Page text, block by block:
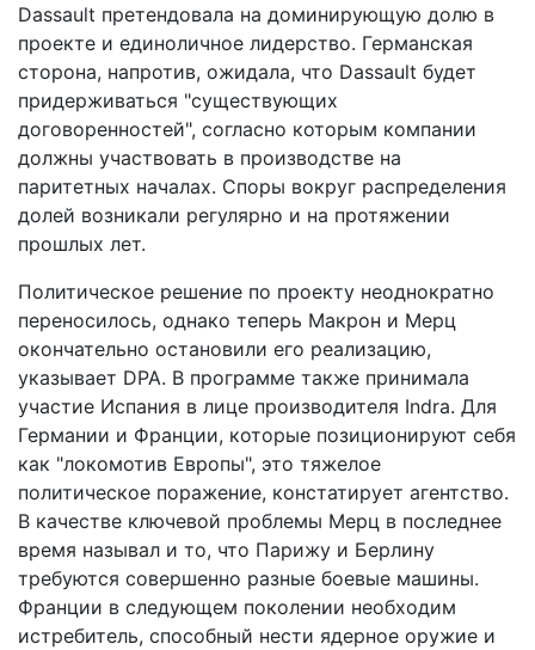
Dassault претендовала на доминирующую долю в
проекте и единоличное лидерство. Германская
сторона, напротив, ожидала, что Dassault будет
придерживаться "существующих
договоренностей", согласно которым компании
должны участвовать в производстве на
паритетных началах. Споры вокруг распределения
долей возникали регулярно и на протяжении
прошлых лет.
Политическое решение по проекту неоднократно
переносилось, однако теперь Макрон и Мерц
окончательно остановили его реализацию,
указывает DPA. В программе также принимала
участие Испания в лице производителя Indra. Для
Германии и Франции, которые позиционируют себя
как "локомотив Европы", это тяжелое
политическое поражение, констатирует агентство.
В качестве ключевой проблемы Мерц в последнее
время называл и то, что Парижу и Берлину
требуются совершенно разные боевые машины.
Франции в следующем поколении необходим
истребитель, способный нести ядерное оружие и